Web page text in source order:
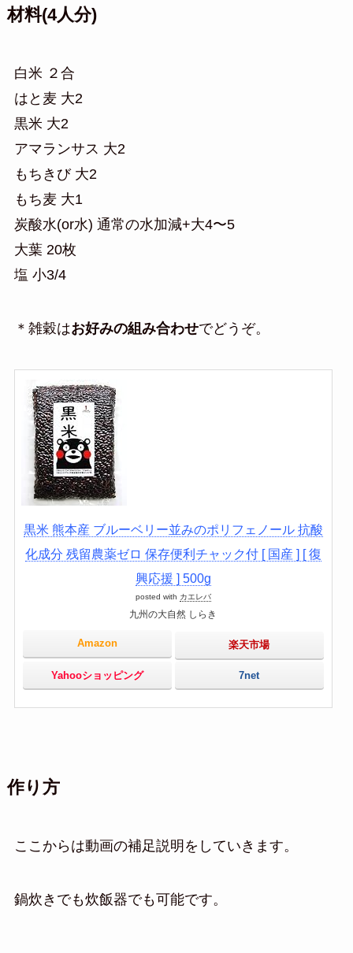
材料(4人分)
白米 ２合
はと麦 大2
黒米 大2
アマランサス 大2
もちきび 大2
もち麦 大1
炭酸水(or水) 通常の水加減+大4〜5
大葉 20枚
塩 小3/4
＊雑穀はお好みの組み合わせでどうぞ。
黒米 熊本産 ブルーベリー並みのポリフェノール 抗酸
化成分 残留農薬ゼロ 保存便利チャック付 [ 国産 ] [ 復
興応援 ] 500g
posted with カエレバ
九州の大自然 しらき
Amazon 楽天市場
Yahooショッピング 7net
作り方
ここからは動画の補足説明をしていきます。
鍋炊きでも炊飯器でも可能です。